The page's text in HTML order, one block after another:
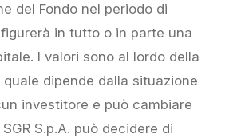
del Fondo nel periodo di
in tutto o in parte una
I valori sono al lordo della
dipende dalla situazione
investitore e può cambiare
S.p.A. può decidere di